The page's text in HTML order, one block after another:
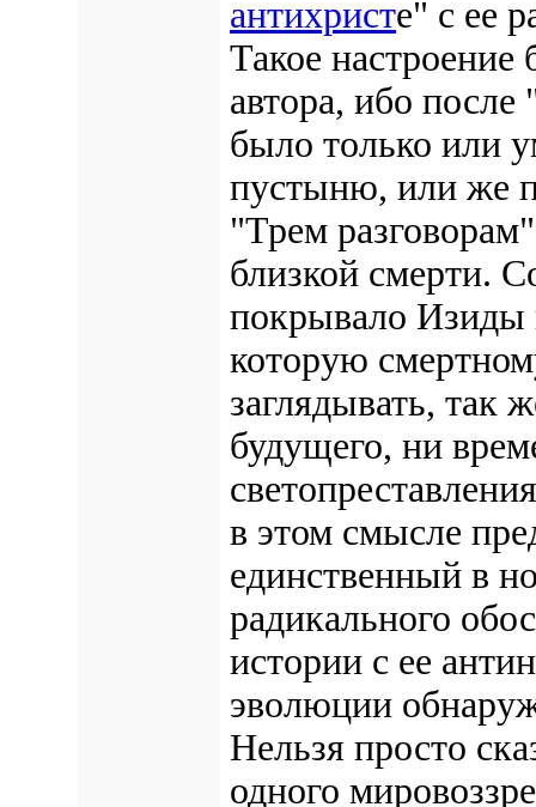
антихристе" с ее
Такое
автора, ибо
было только или
пустыню, или же
"Трем
близкой смерти.
покрывало Изиды
которую
заглядывать, так
будущего, ни
в этом смысле
единственный в
радикального
истории с ее
эволюции
Нельзя просто
одного